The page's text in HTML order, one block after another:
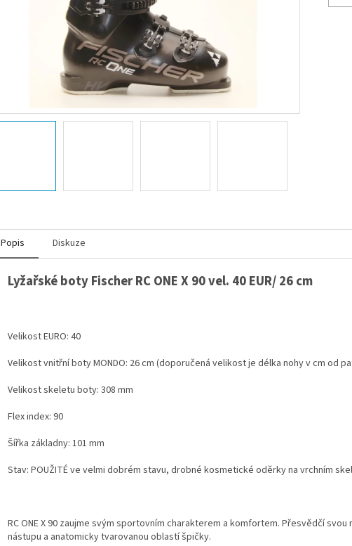
Popis Diskuze
Lyžařské boty Fischer RC ONE X 90 vel. 40 EUR/ 26 cm
Velikost EURO: 40
Velikost vnitřní boty MONDO: 26 cm (doporučená velikost je délka nohy v cm od
Velikost skeletu boty: 308 mm
Flex index: 90
Šířka základny: 101 mm
Stav: POUŽITÉ ve velmi dobrém stavu, drobné kosmetické oděrky na vrchním
RC ONE X 90 zaujme svým sportovním charakterem a komfortem. Přesvědčí
nástupu a anatomicky tvarovanou oblastí špičky.